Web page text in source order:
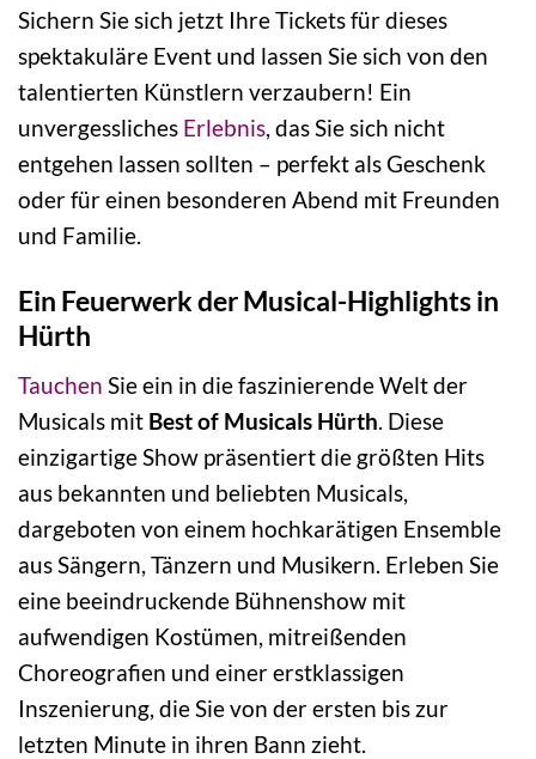
Sichern Sie sich jetzt Ihre Tickets für dieses
spektakuläre Event und lassen Sie sich von den
talentierten Künstlern verzaubern! Ein
unvergessliches Erlebnis, das Sie sich nicht
entgehen lassen sollten – perfekt als Geschenk
oder für einen besonderen Abend mit Freunden
und Familie.
Ein Feuerwerk der Musical-Highlights in
Hürth
Tauchen Sie ein in die faszinierende Welt der
Musicals mit Best of Musicals Hürth . Diese
einzigartige Show präsentiert die größten Hits
aus bekannten und beliebten Musicals,
dargeboten von einem hochkarätigen Ensemble
aus Sängern, Tänzern und Musikern. Erleben Sie
eine beeindruckende Bühnenshow mit
aufwendigen Kostümen, mitreißenden
Choreografien und einer erstklassigen
Inszenierung, die Sie von der ersten bis zur
letzten Minute in ihren Bann zieht.